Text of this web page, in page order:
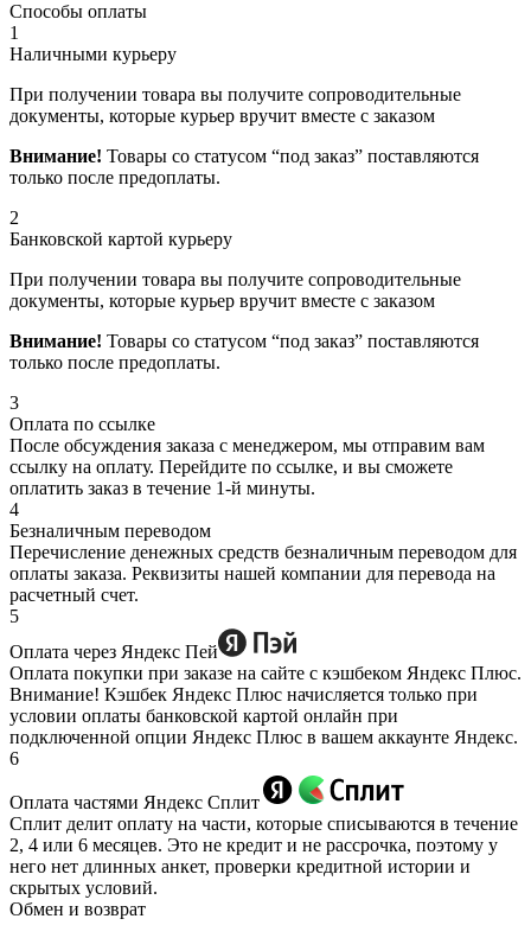
Способы оплаты
1
Наличными курьеру
При получении товара вы получите сопроводительные
документы, которые курьер вручит вместе с заказом
Внимание! Товары со статусом “под заказ” поставляются
только после предоплаты.
2
Банковской картой курьеру
При получении товара вы получите сопроводительные
документы, которые курьер вручит вместе с заказом
Внимание! Товары со статусом “под заказ” поставляются
только после предоплаты.
3
Оплата по ссылке
После обсуждения заказа с менеджером, мы отправим вам
ссылку на оплату. Перейдите по ссылке, и вы сможете
оплатить заказ в течение 1-й минуты.
4
Безналичным переводом
Перечисление денежных средств безналичным переводом для
оплаты заказа. Реквизиты нашей компании для перевода на
расчетный счет.
5
Оплата через Яндекс Пей
Оплата покупки при заказе на сайте с кэшбеком Яндекс Плюс.
Внимание! Кэшбек Яндекс Плюс начисляется только при
условии оплаты банковской картой онлайн при
подключенной опции Яндекс Плюс в вашем аккаунте Яндекс.
6
Оплата частями Яндекс Сплит
Сплит делит оплату на части, которые списываются в течение
2, 4 или 6 месяцев. Это не кредит и не рассрочка, поэтому у
него нет длинных анкет, проверки кредитной истории и
скрытых условий.
Обмен и возврат